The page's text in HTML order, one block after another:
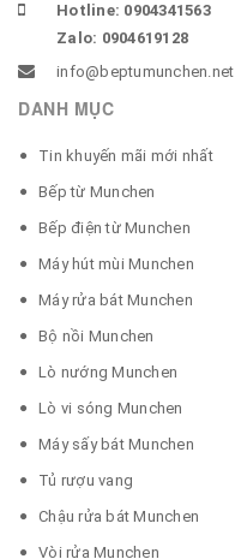
Hotline: 0904341563
Zalo: 0904619128
info@beptumunchen.net
DANH MỤC
Tin khuyến mãi mới nhất
Bếp từ Munchen
Bếp điện từ Munchen
Máy hút mùi Munchen
Máy rửa bát Munchen
Bộ nồi Munchen
Lò nướng Munchen
Lò vi sóng Munchen
Máy sấy bát Munchen
Tủ rượu vang
Chậu rửa bát Munchen
Vòi rửa Munchen